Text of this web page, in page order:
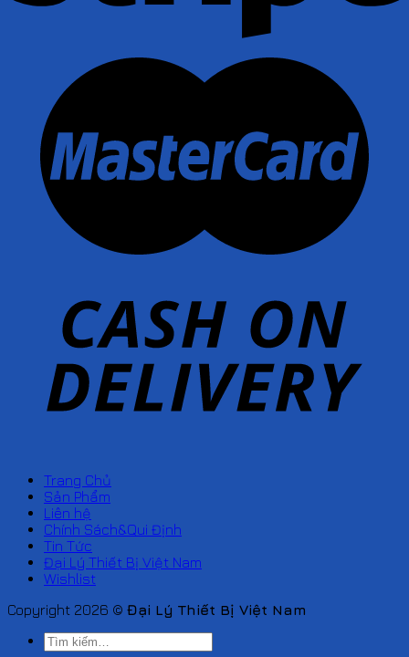
Trang Chủ
Sản Phẩm
Liên hệ
Chính Sách&Qui Định
Tin Tức
Đại Lý Thiết Bị Việt Nam
Wishlist
Copyright 2026 © Đại Lý Thiết Bị Việt Nam
Tìm